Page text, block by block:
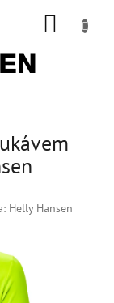
Helly Hansen